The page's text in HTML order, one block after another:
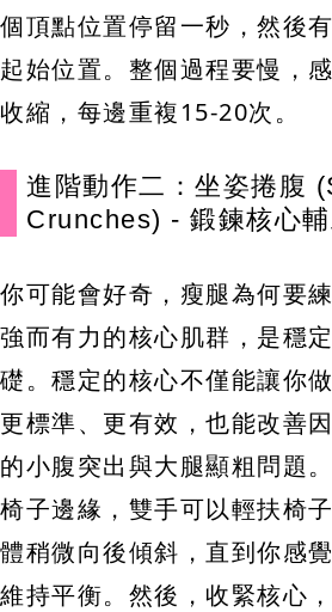
個頂點位置停留一秒，然後
起始位置。整個過程要慢，
收縮，每邊重複15-20次。
進階動作二：坐姿捲腹
Crunches) - 鍛鍊核心
你可能會好奇，瘦腿為何要
強而有力的核心肌群，是穩
礎。穩定的核心不僅能讓你
更標準、更有效，也能改善
的小腹突出與大腿顯粗問題
椅子邊緣，雙手可以輕扶椅
體稍微向後傾斜，直到你感
維持平衡。然後，收緊核心